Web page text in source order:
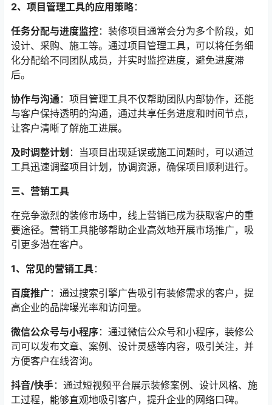
2、项目管理工具的应用策略：
任务分配与进度监控：装修项目通常会分为多个阶段，如
设计、采购、施工等。通过项目管理工具，可以将任务细
化分配给不同团队成员，并实时监控进度，避免进度滞
后。
协作与沟通：项目管理工具不仅帮助团队内部协作，还能
与客户保持透明的沟通，通过共享任务进度和时间节点，
让客户清晰了解施工进展。
及时调整计划 ：当项目出现延误或施工问题时，可以通过
工具迅速调整项目计划，协调资源，确保项目顺利进行。
三、营销工具
在竞争激烈的装修市场中，线上营销已成为获取客户的重
要途径。营销工具能够帮助企业高效地开展市场推广，吸
引更多潜在客户。
1、常见的营销工具：
百度推广：通过搜索引擎广告吸引有装修需求的客户，提
高企业的品牌曝光率和访问量。
微信公众号与小程序：通过微信公众号和小程序，装修公
司可以发布文章、案例、设计灵感等内容，吸引关注，并
方便客户在线咨询。
抖音/快手：通过短视频平台展示装修案例、设计风格、施
工过程，能够直观地吸引客户，提升企业的网络口碑。